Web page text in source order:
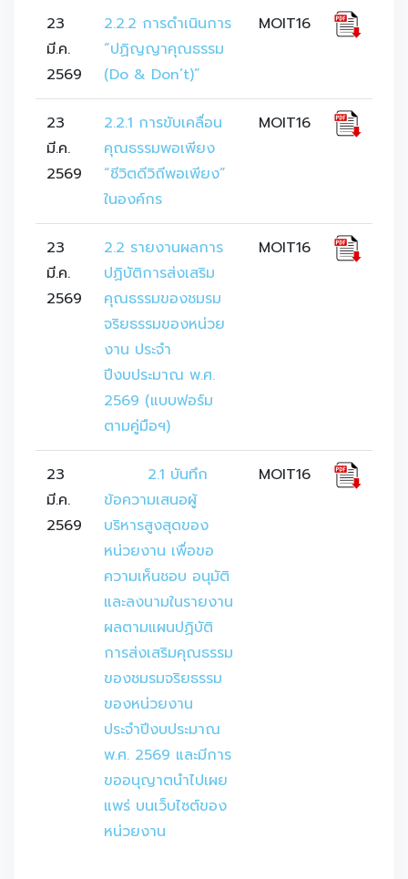
23
มี.ค.
2569
2.2.2 การดำเนินการ
“ปฏิญญาคุณธรรม
(Do & Don’t)”
MOIT16
23
มี.ค.
2569
2.2.1 การขับเคลื่อน
คุณธรรมพอเพียง
“ชีวิตดีวิถีพอเพียง”
ในองค์กร
MOIT16
23
มี.ค.
2569
2.2 รายงานผลการ
ปฏิบัติการส่งเสริม
คุณธรรมของชมรม
จริยธรรมของหน่วย
งาน ประจำ
ปีงบประมาณ พ.ศ.
2569 (แบบฟอร์ม
ตามคู่มือฯ)
MOIT16
23
มี.ค.
2569
ข้อความเสนอผู้
บริหารสูงสุดของ
หน่วยงาน เพื่อขอ
ความเห็นชอบ อนุมัติ
และลงนามในรายงาน
ผลตามแผนปฏิบัติ
การส่งเสริมคุณธรรม
ของชมรมจริยธรรม
ของหน่วยงาน
ประจำปีงบประมาณ
พ.ศ. 2569 และมีการ
ขออนุญาตนำไปเผย
แพร่ บนเว็บไซต์ของ
หน่วยงาน
MOIT16